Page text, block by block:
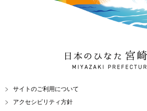
日本のひなた 宮崎県
MIYAZAKI PREFECTURE
サイトのご利用について
アクセシビリティ方針